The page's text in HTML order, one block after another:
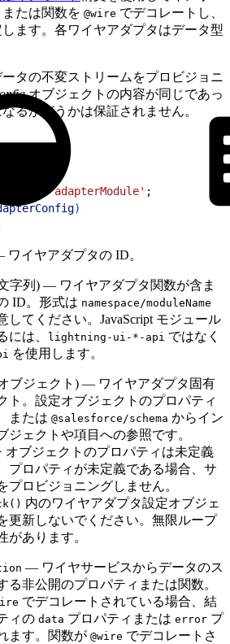
たは関数を @wire でデコレートし、
ます。各ワイヤアダプタはデータ型
タの不変ストリームをプロビジョニ
オブジェクトの内容が同じであっ
るかどうかは保証されません。
'adapterModule' ;
)
イヤアダプタの ID。
字列) — ワイヤアダプタ関数が含ま
ID。形式は namespace/moduleName
してください。JavaScript モジュール
には、
lightning-ui-*-api ではなく
を使用します。
ブジェクト) — ワイヤアダプタ固有
ト。設定オブジェクトのプロパティ
または @salesforce/schema からイン
ジェクトや項目への参照です。
オブジェクトのプロパティは未定義
プロパティが未定義である場合、サ
プロビジョニングしません。
内のワイヤアダプタ設定オブジェ
更新しないでください。無限ループ
があります。
— ワイヤサービスからデータのス
る非公開のプロパティまたは関数。
でデコレートされている場合、結
ィの data プロパティまたは error プ
ます。関数が @wire でデコレートさ